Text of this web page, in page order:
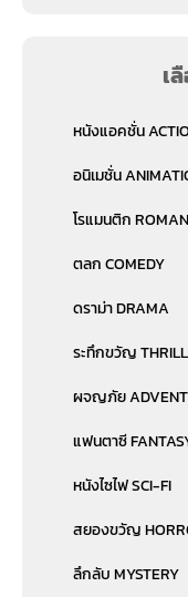
เ
หนังแอคชั่น
อนิเมชั่น
โรแมนติก
ตลก COMEDY
ดราม่า DRAMA
ระทึกขวัญ
ผจญภัย
แฟนตาซี
หนังไซไฟ SCI-FI
สยองขวัญ
ลึกลับ MYSTERY